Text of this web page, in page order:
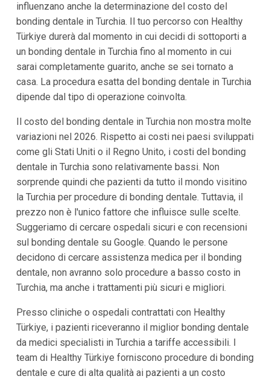
influenzano anche la determinazione del costo del
bonding dentale in Turchia. Il tuo percorso con Healthy
Türkiye durerà dal momento in cui decidi di sottoporti a
un bonding dentale in Turchia fino al momento in cui
sarai completamente guarito, anche se sei tornato a
casa. La procedura esatta del bonding dentale in Turchia
dipende dal tipo di operazione coinvolta.
Il costo del bonding dentale in Turchia non mostra molte
variazioni nel 2026. Rispetto ai costi nei paesi sviluppati
come gli Stati Uniti o il Regno Unito, i costi del bonding
dentale in Turchia sono relativamente bassi. Non
sorprende quindi che pazienti da tutto il mondo visitino
la Turchia per procedure di bonding dentale. Tuttavia, il
prezzo non è l'unico fattore che influisce sulle scelte.
Suggeriamo di cercare ospedali sicuri e con recensioni
sul bonding dentale su Google. Quando le persone
decidono di cercare assistenza medica per il bonding
dentale, non avranno solo procedure a basso costo in
Turchia, ma anche i trattamenti più sicuri e migliori.
Presso cliniche o ospedali contrattati con Healthy
Türkiye, i pazienti riceveranno il miglior bonding dentale
da medici specialisti in Turchia a tariffe accessibili. I
team di Healthy Türkiye forniscono procedure di bonding
dentale e cure di alta qualità ai pazienti a un costo